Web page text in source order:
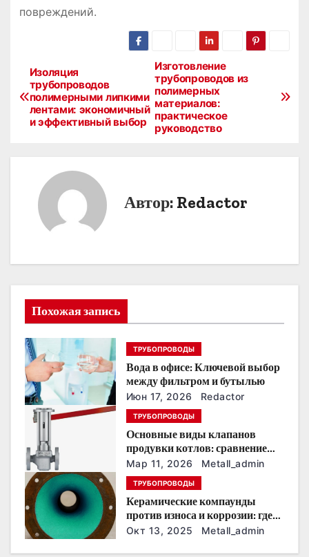
повреждений.
Н
а
и
я
п
о
з
а
и
с
я
м
Изготовление
трубопроводов из
полимерных
материалов:
практическое
руководство
Изоляция
трубопроводов
полимерными липкими
лентами: экономичный
и эффективный выбор
Автор: Redactor
Похожая запись
ТРУБОПРОВОДЫ
Вода в офисе: Ключевой выбор
между фильтром и бутылью
Июн 17, 2026 Redactor
ТРУБОПРОВОДЫ
Основные виды клапанов
продувки котлов: сравнение
устройств и характеристик
Мар 11, 2026 Metall_admin
ТРУБОПРОВОДЫ
Керамические компаунды
против износа и коррозии: где
они работают эффективнее
Окт 13, 2025 Metall_admin